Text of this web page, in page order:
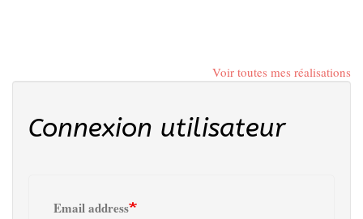
Voir toutes mes réalisations
Connexion utilisateur
Email address